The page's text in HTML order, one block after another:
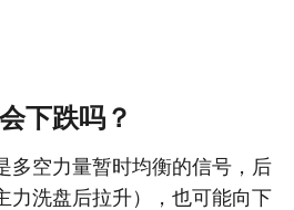
下跌吗？
多空力量暂时均衡的信号，后
力洗盘后拉升），也可能向下